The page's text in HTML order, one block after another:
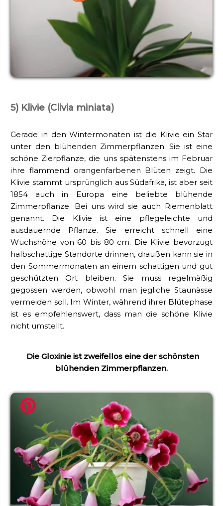
5) Klivie (Clivia miniata)
Gerade in den Wintermonaten ist die Klivie ein Star
unter den blühenden Zimmerpflanzen. Sie ist eine
schöne Zierpflanze, die uns spätenstens im Februar
ihre flammend orangenfarbenen Blüten zeigt. Die
Klivie stammt ursprünglich aus Südafrika, ist aber seit
1854 auch in Europa eine beliebte blühende
Zimmerpflanze. Bei uns wird sie auch Riemenblatt
genannt. Die Klivie ist eine pflegeleichte und
ausdauernde Pflanze. Sie erreicht schnell eine
Wuchshöhe von 60 bis 80 cm. Die Klivie bevorzugt
halbschattige Standorte drinnen, draußen kann sie in
den Sommermonaten an einem schattigen und gut
geschützten Ort bleiben. Sie muss regelmäßig
gegossen werden, obwohl man jegliche Staunässe
vermeiden soll. Im Winter, während ihrer Blütephase
ist es empfehlenswert, dass man die schöne Klivie
nicht umstellt.
Die Gloxinie ist zweifellos eine der schönsten
blühenden Zimmerpflanzen.